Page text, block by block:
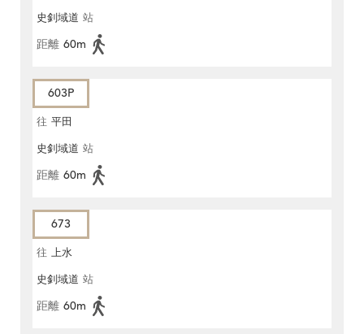
史釗域道 站
距離 60m
603P
往 平田
史釗域道 站
距離 60m
673
往 上水
史釗域道 站
距離 60m